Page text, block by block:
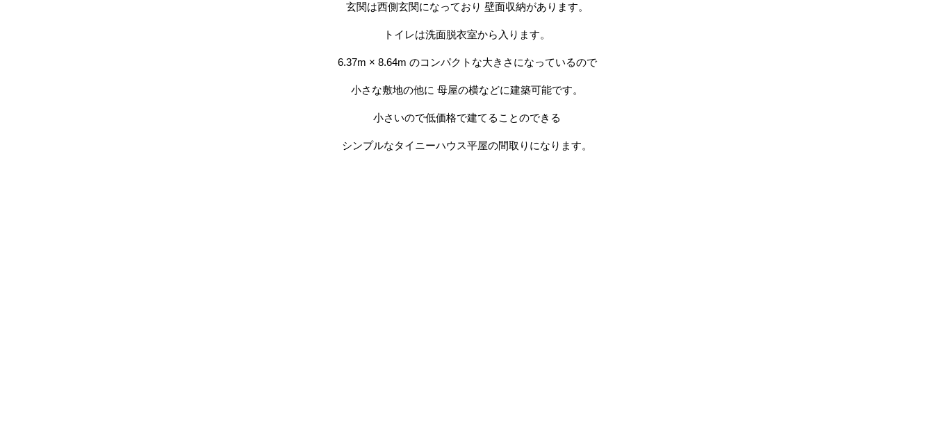
玄関は西側玄関になっており 壁面収納があります。
トイレは洗面脱衣室から入ります。
6.37m × 8.64m のコンパクトな大きさになっているので
小さな敷地の他に 母屋の横などに建築可能です。
小さいので低価格で建てることのできる
シンプルなタイニーハウス平屋の間取りになります。